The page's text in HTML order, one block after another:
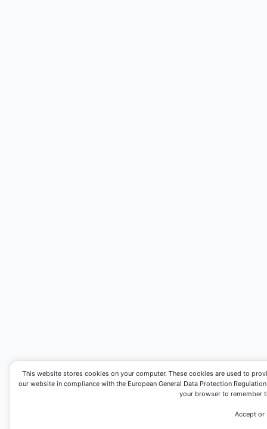
This website stores cookies on your computer. These cookies are used to
our website in compliance with the European General Data Protection
your browser to remember
Accept or